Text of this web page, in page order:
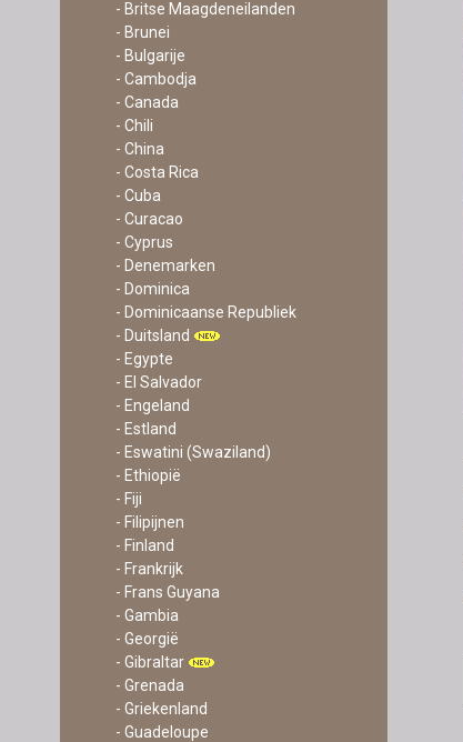
- Britse Maagdeneilanden
- Brunei
- Bulgarije
- Cambodja
- Canada
- Chili
- China
- Costa Rica
- Cuba
- Curacao
- Cyprus
- Denemarken
- Dominica
- Dominicaanse Republiek
- Duitsland
- Egypte
- El Salvador
- Engeland
- Estland
- Eswatini (Swaziland)
- Ethiopië
- Fiji
- Filipijnen
- Finland
- Frankrijk
- Frans Guyana
- Gambia
- Georgië
- Gibraltar
- Grenada
- Griekenland
- Guadeloupe